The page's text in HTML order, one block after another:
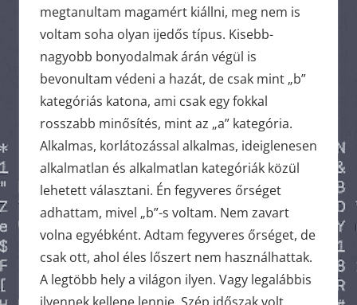
megtanultam magamért kiállni, meg nem is
voltam soha olyan ijedős típus. Kisebb-
nagyobb bonyodalmak árán végül is
bevonultam védeni a hazát, de csak mint „b”
kategóriás katona, ami csak egy fokkal
rosszabb minősítés, mint az „a” kategória.
Alkalmas, korlátozással alkalmas, ideiglenesen
alkalmatlan és alkalmatlan kategóriák közül
lehetett választani. Én fegyveres őrséget
adhattam, mivel „b”-s voltam. Nem zavart
volna egyébként. Adtam fegyveres őrséget, de
csak ott, ahol éles lőszert nem használhattak.
A legtöbb hely a világon ilyen. Vagy legalábbis